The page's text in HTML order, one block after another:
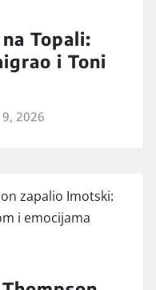
Topali:
i Toni
2026